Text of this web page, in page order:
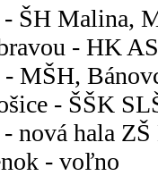
ŠH Malina,
-
MŠH,
-
nová hala